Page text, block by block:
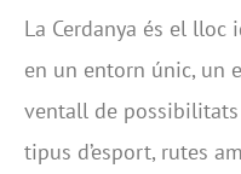
La Cerdanya és el lloc
en un entorn únic, un
ventall de
tipus d’esport, rutes